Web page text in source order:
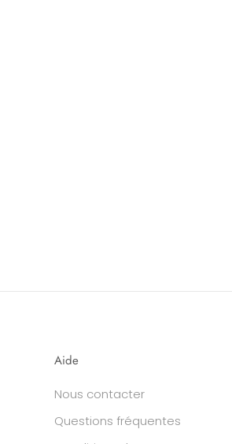
Aide
Nous contacter
Questions fréquentes